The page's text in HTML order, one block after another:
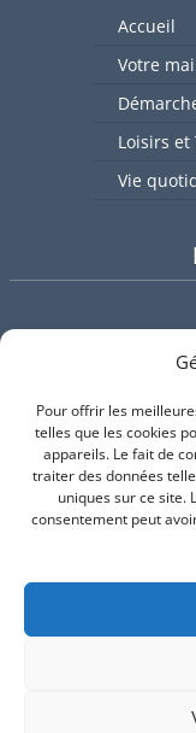
Pour offrir les
telles que les cookies
appareils. Le fait de
traiter des données
uniques sur ce site.
consentement peut
Accueil
Votre
Loisirs et
Vie